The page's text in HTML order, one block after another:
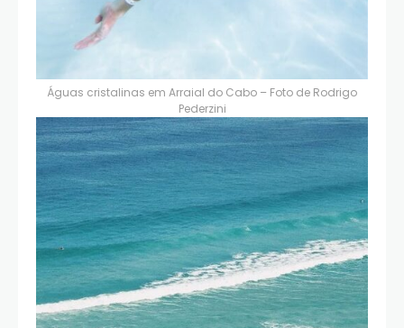
Águas cristalinas em Arraial do Cabo – Foto de Rodrigo
Pederzini